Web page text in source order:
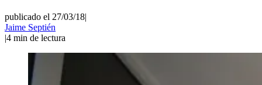
publicado el 27/03/18|
Jaime Septién
|4 min de lectura